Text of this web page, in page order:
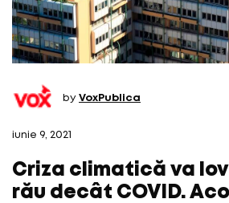
by VoxPublica
iunie 9, 2021
Criza climatică va
rău decât COVID.